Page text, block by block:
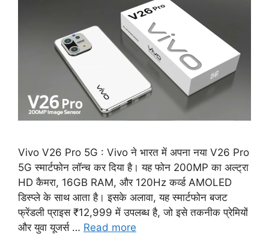
Vivo V26 Pro 5G : Vivo ने भारत में अपना नया V26 Pro
5G स्मार्टफोन लॉन्च कर दिया है। यह फोन 200MP का अल्ट्रा
HD कैमरा, 16GB RAM, और 120Hz कर्व्ड AMOLED
डिस्प्ले के साथ आता है। इसके अलावा, यह स्मार्टफोन बजट
फ्रेंडली प्राइस ₹12,999 में उपलब्ध है, जो इसे तकनीक प्रेमियों
और युवा यूजर्स … Read more